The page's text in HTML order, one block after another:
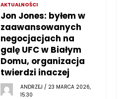
AKTUALNOŚCI
Jon Jones: byłem w
zaawansowanych
negocjacjach na
galę UFC w Białym
Domu, organizacja
twierdzi inaczej
ANDRZEJ / 23 MARCA 2026,
15:30